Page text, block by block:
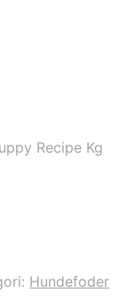
Recipe Kg
Hundefoder